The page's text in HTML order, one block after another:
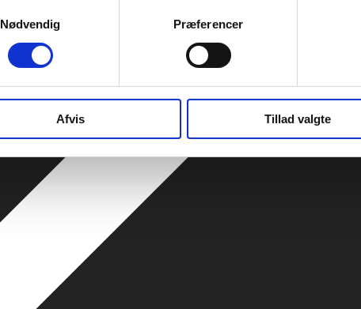
Nødvendig
Præferencer
Afvis Tillad valgte